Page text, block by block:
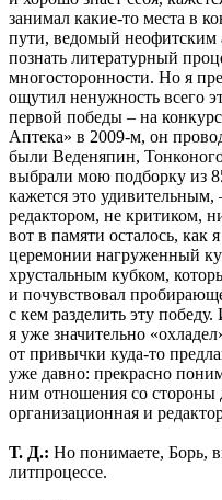
занимал какие-то места в
пути, ведомый неофитским
познать литературный
многосторонности. Но я
ощутил ненужность всего
первой победы – на
Аптека» в 2009-м, он
были Веденяпин,
выбрали мою подборку из
кажется это
редактором, не критиком,
вот в памяти осталось, как
церемонии нагруженный
хрустальным кубком,
и почувствовал
с кем разделить эту
я уже значительно
от привычки куда-то
уже давно: прекрасно
ним отношения со стороны
организационная и
Т. Д.: Но понимаете, Борь,
литпроцессе.